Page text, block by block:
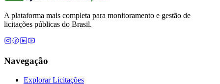
A plataforma mais completa para monitoramento e gestão de
licitações públicas do Brasil.
Navegação
Explorar Licitações